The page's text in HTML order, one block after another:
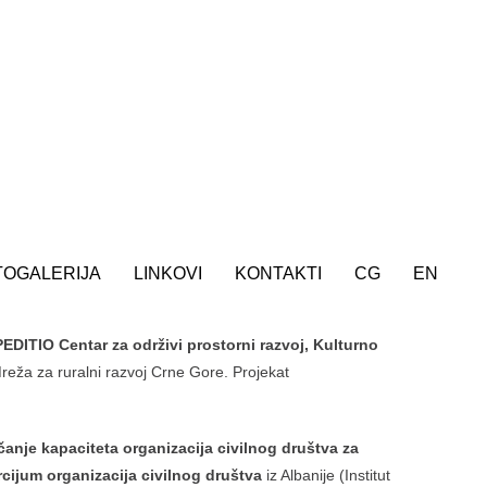
LINKOVI KONTAKTI CG EN
Centar za održivi prostorni razvoj, Kulturno
za ruralni razvoj Crne Gore. Projekat
kapaciteta organizacija civilnog društva za
organizacija civilnog društva iz Albanije (Institut